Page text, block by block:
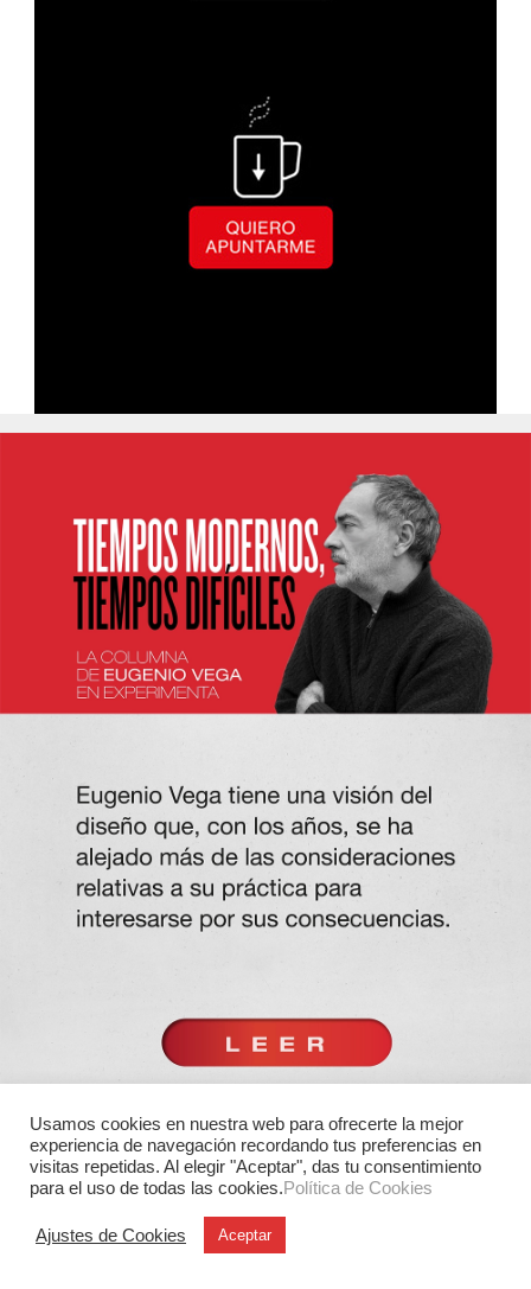
Usamos cookies en nuestra web para ofrecerte la mejor
experiencia de navegación recordando tus preferencias en
visitas repetidas. Al elegir "Aceptar", das tu consentimiento
para el uso de todas las cookies.Política de Cookies
Ajustes de Cookies Aceptar